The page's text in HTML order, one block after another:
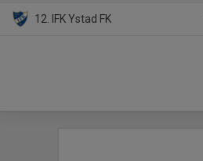
12. IFK Ystad FK